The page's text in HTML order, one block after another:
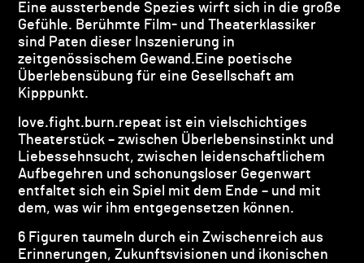
Eine aussterbende Spezies wirft sich in die große
Gefühle. Berühmte Film- und Theaterklassiker
sind Paten dieser Inszenierung in
zeitgenössischem Gewand.Eine poetische
Überlebensübung für eine Gesellschaft am
Kipppunkt.
love.fight.burn.repeat ist ein vielschichtiges
Theaterstück – zwischen Überlebensinstinkt und
Liebessehnsucht, zwischen leidenschaftlichem
Aufbegehren und schonungsloser Gegenwart
entfaltet sich ein Spiel mit dem Ende – und mit
dem, was wir ihm entgegensetzen können.
6 Figuren taumeln durch ein Zwischenreich aus
Erinnerungen, Zukunftsvisionen und ikonischen